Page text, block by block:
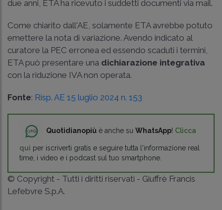
due anni, ETA ha ricevuto i suddetti documenti via mail.
Come chiarito dall'AE, solamente ETA avrebbe potuto
emettere la nota di variazione. Avendo indicato al
curatore la PEC erronea ed essendo scaduti i termini,
ETA può presentare una dichiarazione integrativa
con la riduzione IVA non operata.
Fonte: Risp. AE 15 luglio 2024 n. 153
Quotidianopiù è anche su WhatsApp! Clicca
qui per iscriverti gratis e seguire tutta l'informazione real
time, i video e i podcast sul tuo smartphone.
© Copyright - Tutti i diritti riservati - Giuffrè Francis
Lefebvre S.p.A.